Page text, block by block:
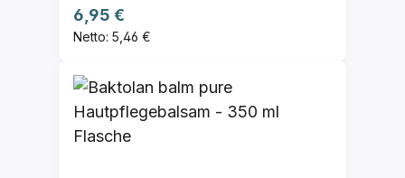
Regulärer Preis:
6,95 €
Netto: 5,46 €